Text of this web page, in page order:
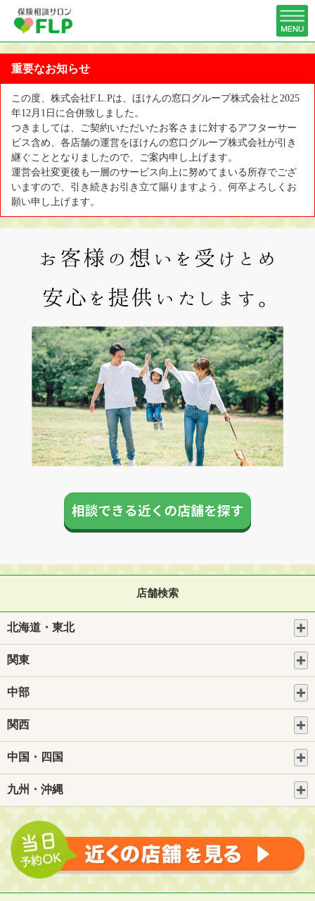
重要なお知らせ
この度、株式会社F.L.Pは、ほけんの窓口グループ株式会社と2025
年12月1日に合併致しました。
つきましては、ご契約いただいたお客さまに対するアフターサー
ビス含め、各店舗の運営をほけんの窓口グループ株式会社が引き
継ぐこととなりましたので、ご案内申し上げます。
運営会社変更後も一層のサービス向上に努めてまいる所存でござ
いますので、引き続きお引き立て賜りますよう、何卒よろしくお
願い申し上げます。
店舗検索
北海道・東北
関東
中部
関西
中国・四国
九州・沖縄